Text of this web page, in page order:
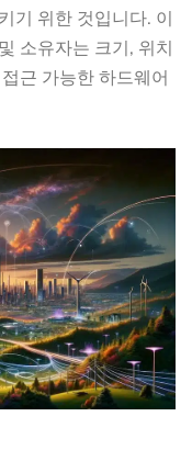
기 위한 것입니다. 이
소유자는 크기, 위치
근 가능한 하드웨어